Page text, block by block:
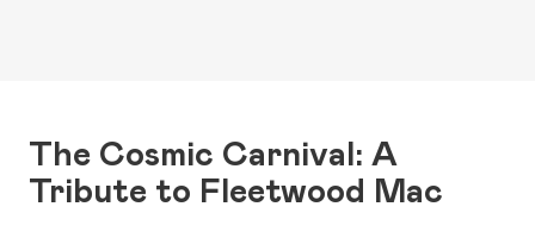
The Cosmic Carnival: A
Tribute to Fleetwood Mac